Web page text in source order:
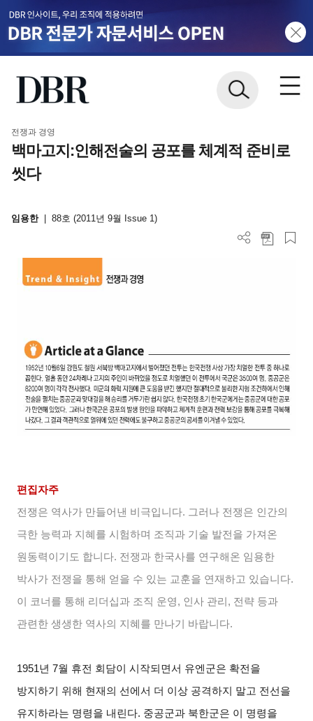
전쟁과 경영
백마고지:인해전술의 공포를 체계적 준비로
씻다
임용한 88호 (2011년 9월 Issue 1)
편집자주
전쟁은 역사가 만들어낸 비극입니다. 그러나 전쟁은 인간의
극한 능력과 지혜를 시험하며 조직과 기술 발전을 가져온
원동력이기도 합니다. 전쟁과 한국사를 연구해온 임용한
박사가 전쟁을 통해 얻을 수 있는 교훈을 연재하고 있습니다.
이 코너를 통해 리더십과 조직 운영, 인사 관리, 전략 등과
관련한 생생한 역사의 지혜를 만나기 바랍니다.
1951년 7월 휴전 회담이 시작되면서 유엔군은 확전을
방지하기 위해 현재의 선에서 더 이상 공격하지 말고 전선을
유지하라는 명령을 내린다. 중공군과 북한군은 이 명령을